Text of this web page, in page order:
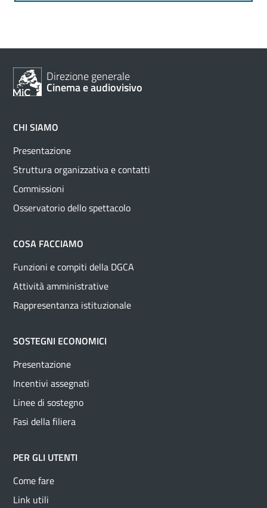
Direzione generale
Cinema e audiovisivo
CHI SIAMO
Presentazione
Struttura organizzativa e contatti
Commissioni
Osservatorio dello spettacolo
COSA FACCIAMO
Funzioni e compiti della DGCA
Attività amministrative
Rappresentanza istituzionale
SOSTEGNI ECONOMICI
Presentazione
Incentivi assegnati
Linee di sostegno
Fasi della filiera
PER GLI UTENTI
Come fare
Link utili